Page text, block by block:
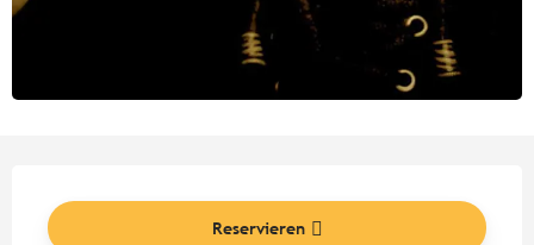
Reservieren